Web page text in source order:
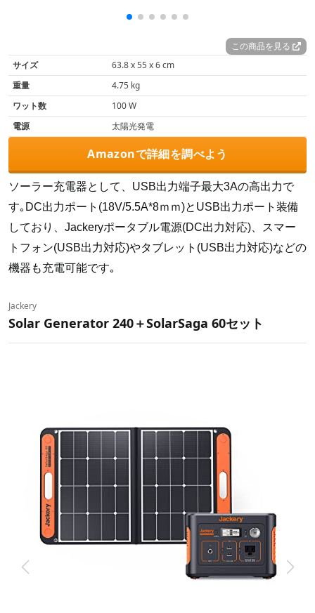
この商品を見る
サイズ‎
63.8 x 55 x 6 cm
重量
‎4.75 kg
ワット数
‎100 W
電源
‎太陽光発電
Amazonで詳細を調べよう
ソーラー充電器として、USB出力端子最大3Aの高出力で
す｡DC出力ポート(18V/5.5A*8ｍｍ)とUSB出力ポート装備
しており、Jackeryポータブル電源(DC出力対応)、スマー
トフォン(USB出力対応)やタブレット(USB出力対応)などの
機器も充電可能です｡
Jackery
Solar Generator 240＋SolarSaga 60セット